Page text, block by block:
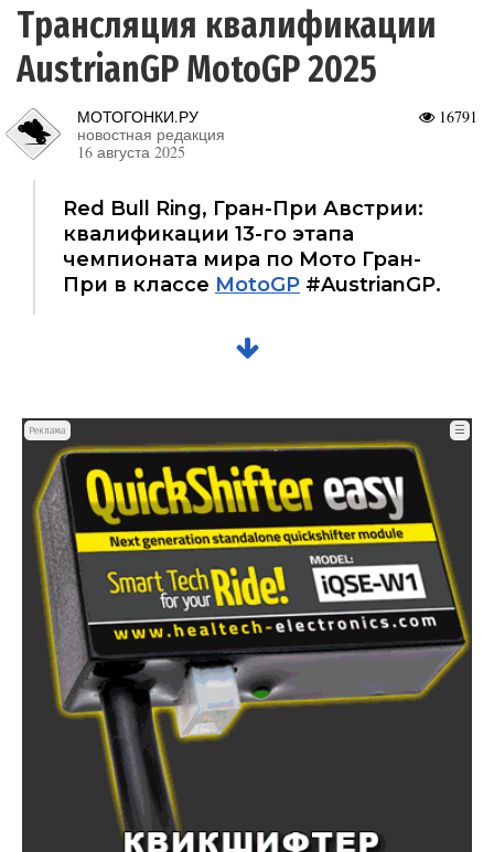
Трансляция квалификации
AustrianGP MotoGP 2025
16791
МОТОГОНКИ.РУ
новостная редакция
16 августа 2025
Red Bull Ring, Гран-При Австрии:
квалификации 13-го этапа
чемпионата мира по Мото Гран-
При в классе MotoGP #AustrianGP.
Реклама ☰